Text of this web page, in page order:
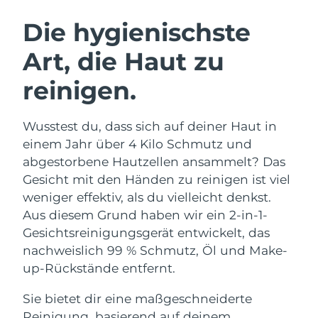
Die hygienischste
Art, die Haut zu
reinigen.
Wusstest du, dass sich auf deiner Haut in
einem Jahr über 4 Kilo Schmutz und
abgestorbene Hautzellen ansammelt? Das
Gesicht mit den Händen zu reinigen ist viel
weniger effektiv, als du vielleicht denkst.
Aus diesem Grund haben wir ein 2-in-1-
Gesichtsreinigungsgerät entwickelt, das
nachweislich 99 % Schmutz, Öl und Make-
up-Rückstände entfernt.
Sie bietet dir eine maßgeschneiderte
Gesichtsreinigung
Anti-aging massage
LUNA™ 4 Plus
Massage, LED heating
LUNA™ 4 Men
For men, anti-aging massage
Microcurrent toning
BEAR™ 2 go
Microcurrent toning on-the-go
BEAR™ 2 eyes & lips
Microcurrent line smoothing device
Hydratisierung
UFO™ 3 Set
Deep facial hydration
UFO™ 3 LED
device
Mundpflege
issa™ 4
Hybrid silicone sonic toothbrush
issa™ 4 plus
FAQ™ ANTI-AGING-BEHANDLUNG
Anti-aging LED-Behandlungen
NEW
Österreich Erwartete Lieferung
Bahrain Erwartete Lieferung
Belgien
Bermuda Erwartete Lieferung
Bosnien und
Herzegowina
Erwartete Lieferung8/14/26
Brunei Darussalam Erwartete Lieferung8/16/26
Bulgarien Erwartete Lieferung8/11/26